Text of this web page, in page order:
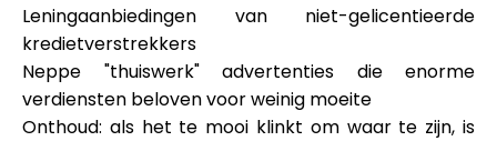
Leningaanbiedingen van niet-gelicentieerde
kredietverstrekkers
Neppe "thuiswerk" advertenties die enorme
verdiensten beloven voor weinig moeite
Onthoud: als het te mooi klinkt om waar te zijn, is